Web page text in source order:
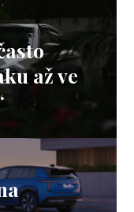
až ve